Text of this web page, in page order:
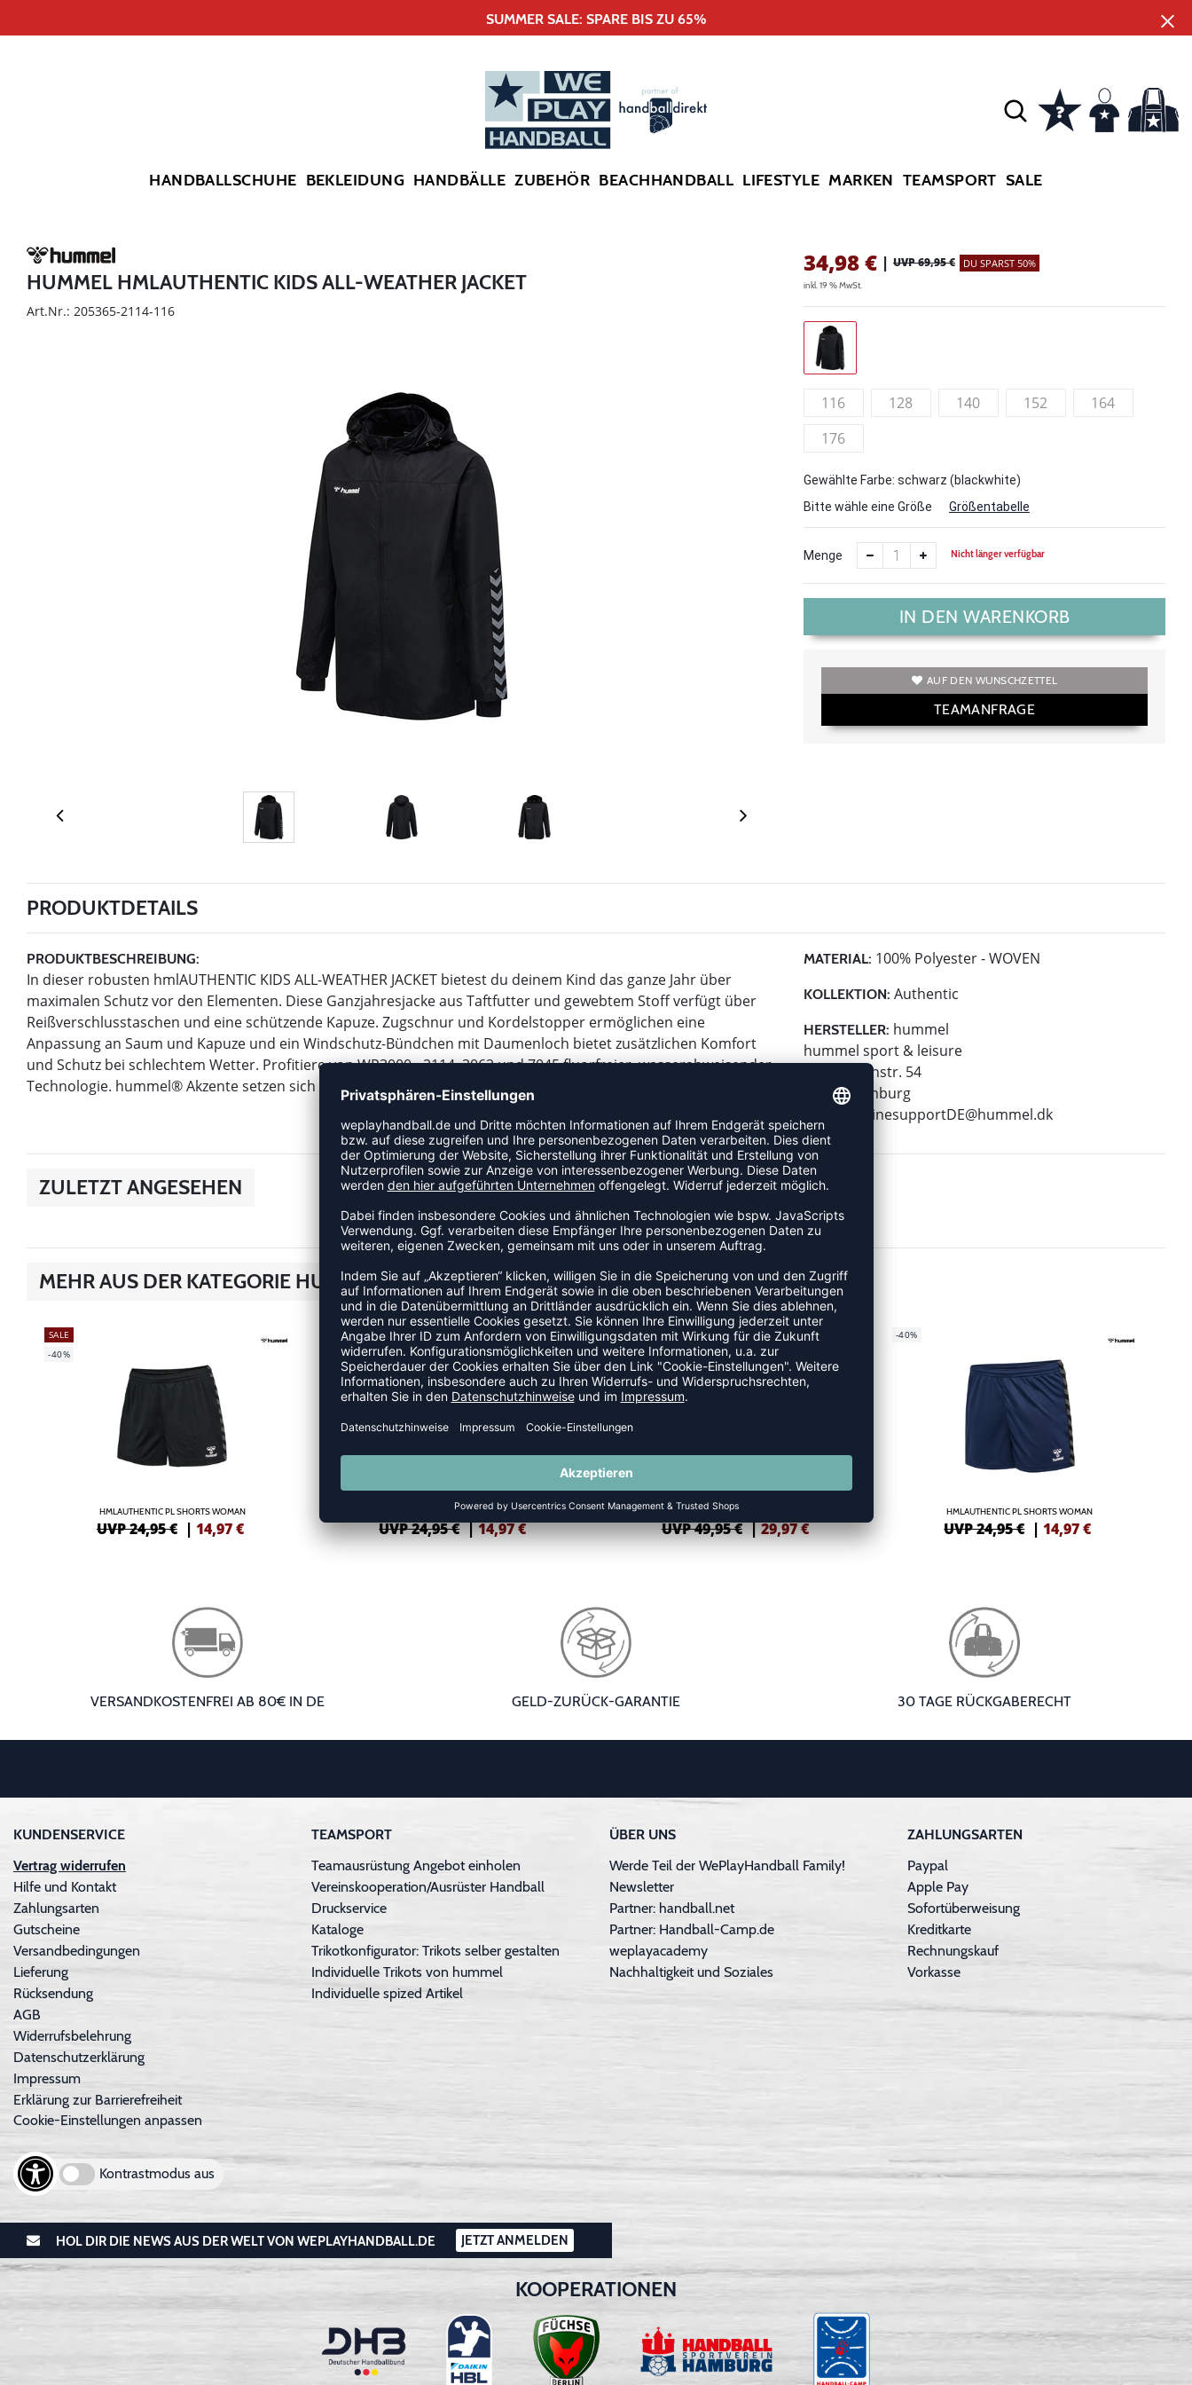
SUMMER SALE: SPARE BIS ZU 65%
HANDBALLSCHUHE BEKLEIDUNG HANDBÄLLE ZUBEHÖR BEACHHANDBALL LIFESTYLE MARKEN TEAMSPORT SALE
HUMMEL HMLAUTHENTIC KIDS ALL-WEATHER JACKET
Art.Nr.: 205365-2114-116
34,98€ | UVP 69,95 € DU SPARST 50%
inkl. 19 % MwSt.
116 128 140 152
164
176
Gewählte Farbe: schwarz (blackwhite)
Bitte wähle eine Größe
Größentabelle
Menge Nicht länger verfügbar
IN DEN WARENKORB
AUF DEN WUNSCHZETTEL
TEAMANFRAGE
PRODUKTDETAILS
PRODUKTBESCHREIBUNG:
In dieser robusten hmlAUTHENTIC KIDS ALL-WEATHER JACKET bietest du deinem Kind das ganze Jahr über
maximalen Schutz vor den Elementen. Diese Ganzjahresjacke aus Taftfutter und gewebtem Stoff verfügt über
Reißverschlusstaschen und eine schützende Kapuze. Zugschnur und Kordelstopper ermöglichen eine
Anpassung an Saum und Kapuze und ein Windschutz-Bündchen mit Daumenloch bietet zusätzlichen Komfort
und Schutz bei schlechtem Wetter. Profitiere von WP3000 - 2114, 3062 und 7045 fluorfreier, wasserabweisender
Technologie. hummel® Akzente setzen sich aus gewebtem Winkelband und gedruckten Logos zusammen.
MATERIAL: 100% Polyester - WOVEN
KOLLEKTION: Authentic
HERSTELLER: hummel
hummel sport & leisure
Leverkusenstr. 54
22761 Hamburg
onlinesupportDE@hummel.dk
ZULETZT ANGESEHEN
MEHR AUS DER KATEGORIE HUMMEL AUTHENTIC
SALE
-40%
HMLAUTHENTIC PL SHORTS WOMAN
UVP 24,95 € | 14,97€
-40%
HMLAUTHENTIC PL SHORTS
UVP 24,95 € |14,97€
-40%
HMLAUTHENTIC CO TRAINING PANTS
UVP 49,95 € |29,97€
-40%
HMLAUTHENTIC PL SHORTS WOMAN
UVP 24,95 € |14,97€
VERSANDKOSTENFREI AB 80€ IN DE GELD-ZURÜCK-GARANTIE 30 TAGE RÜCKGABERECHT
KUNDENSERVICE
Vertrag widerrufen
Hilfe und Kontakt
Zahlungsarten
Gutscheine
Versandbedingungen
Lieferung
Rücksendung
AGB
Widerrufsbelehrung
Datenschutzerklärung
Impressum
Erklärung zur Barrierefreiheit
Cookie-Einstellungen anpassen
Kontrastmodus aus
TEAMSPORT
Teamausrüstung Angebot einholen
Vereinskooperation/Ausrüster Handball
Druckservice
Kataloge
Trikotkonfigurator: Trikots selber gestalten
Individuelle Trikots von hummel
Individuelle spized Artikel
ÜBER UNS
Werde Teil der WePlayHandball Family!
Newsletter
Partner: handball.net
Partner: Handball-Camp.de
weplayacademy
Nachhaltigkeit und Soziales
ZAHLUNGSARTEN
Paypal
Apple Pay
Sofortüberweisung
Kreditkarte
Rechnungskauf
Vorkasse
HOL DIR DIE NEWS AUS DER WELT VON WEPLAYHANDBALL.DE JETZT ANMELDEN
KOOPERATIONEN